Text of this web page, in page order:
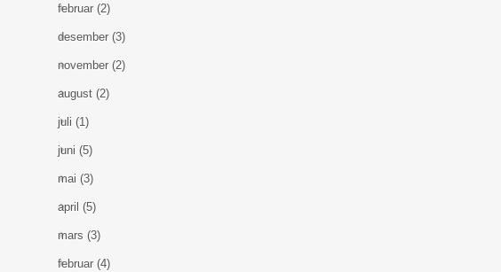
februar (2)
desember (3)
november (2)
august (2)
juli (1)
juni (5)
mai (3)
april (5)
mars (3)
februar (4)